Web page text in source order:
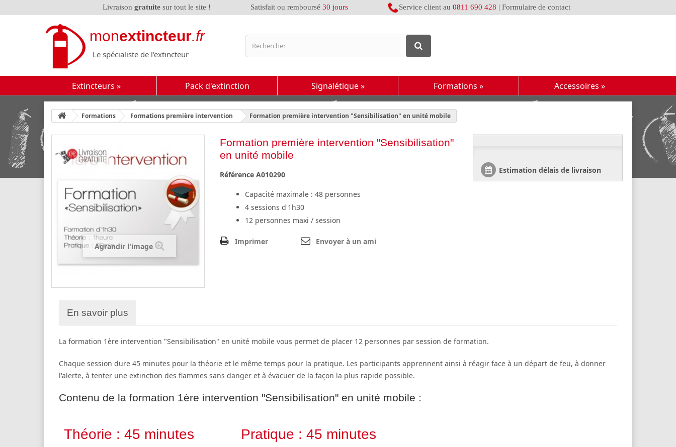
Livraison gratuite sur tout le site ! Satisfait ou remboursé30 jours Service client au 0811 690 428 | Formulaire de contact
monextincteur.fr
Le spécialiste de l'extincteur
Extincteurs » Pack d'extinction Signalétique» Formations » Accessoires »
Formations Formations première intervention Formation première intervention "Sensibilisation" en unité mobile
Agrandir l'image
Formation première intervention "Sensibilisation"
en unité mobile
Référence A010290
Capacité maximale : 48 personnes
4 sessions d'1h30
12 personnes maxi / session
Imprimer Envoyer à un ami
Estimation délais de livraison
En savoir plus
La formation 1ère intervention "Sensibilisation" en unité mobile vous permet de placer 12 personnes par session de formation.
Chaque session dure 45 minutes pour la théorie et le même temps pour la pratique. Les participants apprennent ainsi à réagir face à un départ de feu, à donner
l'alerte, à tenter une extinction des flammes sans danger et à évacuer de la façon la plus rapide possible.
Contenu de la formation 1ère intervention "Sensibilisation" en unité mobile :
Théorie : 45 minutes Pratique : 45 minutes